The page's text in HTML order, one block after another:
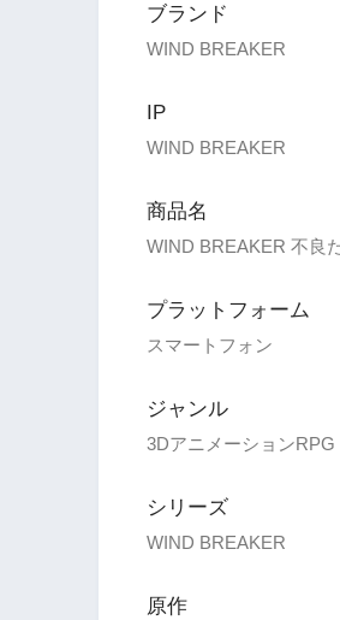
ブランド
WIND BREAKER
IP
WIND BREAKER
商品名
WIND BREAKER 不良
プラットフォーム
スマートフォン
ジャンル
3DアニメーションRPG
シリーズ
WIND BREAKER
原作